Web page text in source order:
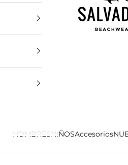
HOMBRESNIÑOSAccesorios